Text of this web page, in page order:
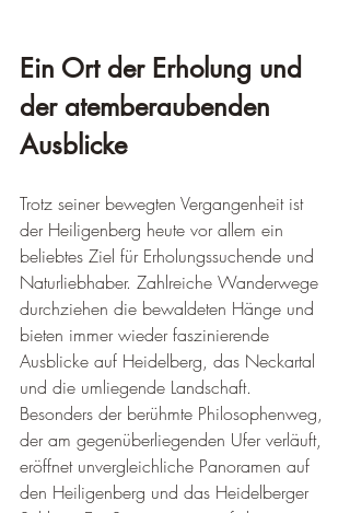
Ein Ort der Erholung und
der atemberaubenden
Ausblicke
Trotz seiner bewegten Vergangenheit ist
der Heiligenberg heute vor allem ein
beliebtes Ziel für Erholungssuchende und
Naturliebhaber. Zahlreiche Wanderwege
durchziehen die bewaldeten Hänge und
bieten immer wieder faszinierende
Ausblicke auf Heidelberg, das Neckartal
und die umliegende Landschaft.
Besonders der berühmte Philosophenweg,
der am gegenüberliegenden Ufer verläuft,
eröffnet unvergleichliche Panoramen auf
den Heiligenberg und das Heidelberger